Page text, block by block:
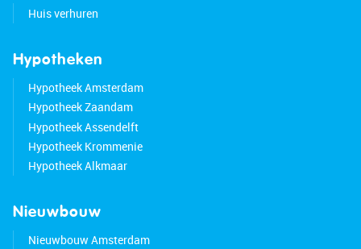
Huis verhuren
Hypotheken
Hypotheek Amsterdam
Hypotheek Zaandam
Hypotheek Assendelft
Hypotheek Krommenie
Hypotheek Alkmaar
Nieuwbouw
Nieuwbouw Amsterdam